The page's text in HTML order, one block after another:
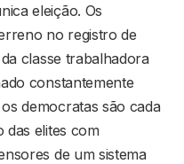
eleição. Os
no registro de
classe trabalhadora
constantemente
os democratas são cada
das elites com
de um sistema